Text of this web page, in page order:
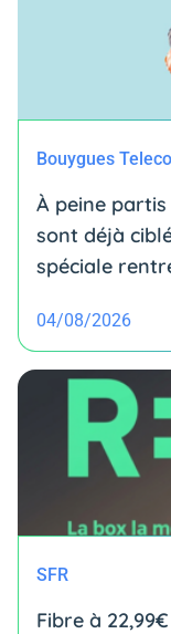
Bouygues
À peine partis
sont déjà
spéciale
04/08/2026
SFR
Fibre à